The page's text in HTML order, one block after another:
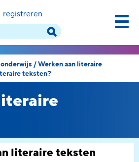
registreren
/Werken aan literaire
teksten?
literaire teksten